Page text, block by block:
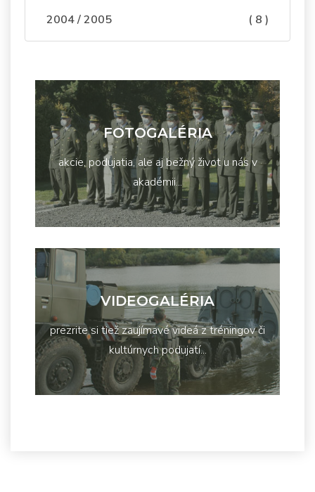
2004 / 2005 ( 8 )
FOTOGALÉRIA
akcie, podujatia, ale aj bežný život u nás v
akadémii...
VIDEOGALÉRIA
prezrite si tiež zaujímavé videá z tréningov či
kultúrnych podujatí...